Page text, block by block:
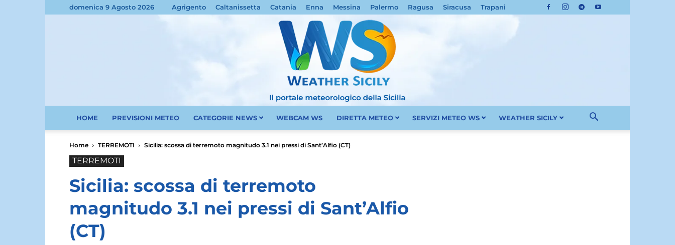
domenica 9 Agosto 2026 Agrigento Caltanissetta Catania Enna Messina Palermo Ragusa Siracusa Trapani
HOME PREVISIONI METEO CATEGORIE NEWS WEBCAM WS DIRETTA METEO SERVIZI METEO WS WEATHER SICILY
Home TERREMOTI Sicilia: scossa di terremoto magnitudo 3.1 nei pressi di Sant’Alfio (CT)
TERREMOTI
Sicilia: scossa di terremoto
magnitudo 3.1 nei pressi di Sant’Alfio
(CT)